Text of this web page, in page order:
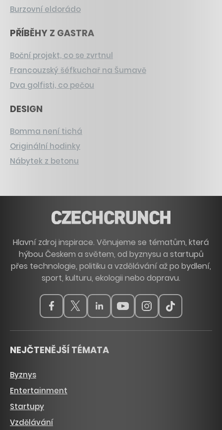
Burzovní eldorádo
PŘÍBĚHY Z GASTRA
Boční projekt, co se zvrtnul
Francouzský šéfkuchař na Šumavě
Dva golfisti, co pečou
DESIGN
Bomma není tichá
Originální hodinky
Nábytek z betonu
Hlavní zdroj inspirace. Věnujeme se tématům, která
hýbou Českem a světem, od byznysu a startupů
přes technologie, politiku a vzdělávání až po bydlení,
sport, kulturu, ekologii nebo dopravu.
NEJČTENĚJŠÍ TÉMATA
Byznys
Entertainment
Startupy
Vzdělávání